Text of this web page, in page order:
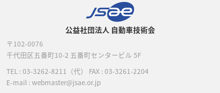
公益社団法人 自動車技術会
〒102-0076
千代田区五番町10-2 五番町センタービル 5F
TEL : 03-3262-8211 （代） FAX : 03-3261-2204
E-mail : webmaster@jsae.or.jp